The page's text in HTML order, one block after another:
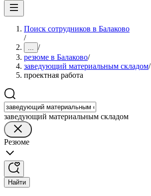
Поиск сотрудников в Балаково
/
... /
резюме в Балаково/
заведующий материальным складом/
проектная работа
заведующий материальным складом
Резюме
Найти